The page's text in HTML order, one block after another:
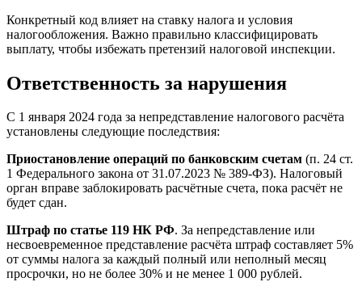
Конкретный код влияет на ставку налога и условия
налогообложения. Важно правильно классифицировать
выплату, чтобы избежать претензий налоговой инспекции.
Ответственность за нарушения
С 1 января 2024 года за непредставление налогового расчёта
установлены следующие последствия:
Приостановление операций по банковским счетам (п. 24 ст.
1 Федерального закона от 31.07.2023 № 389-ФЗ). Налоговый
орган вправе заблокировать расчётные счета, пока расчёт не
будет сдан.
Штраф по статье 119 НК РФ. За непредставление или
несвоевременное представление расчёта штраф составляет 5%
от суммы налога за каждый полный или неполный месяц
просрочки, но не более 30% и не менее 1 000 рублей.